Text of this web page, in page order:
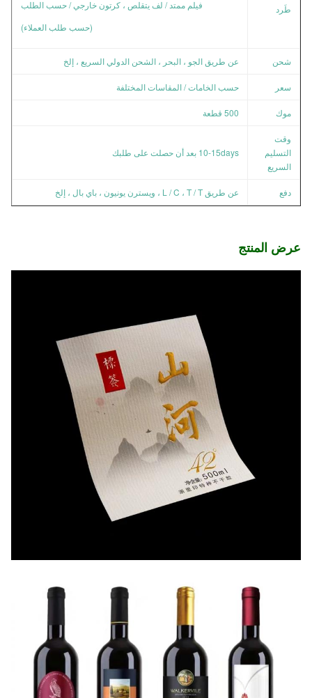
طَرد
فيلم ممتد / لف يتقلص ، كرتون خارجي / حسب الطلب
(حسب طلب العملاء)
شحن عن طريق الجو ، البحر ، الشحن الدولي السريع ، إلخ
سعر حسب الخامات / المقاسات المختلفة
موك 500 قطعة
وقت
التسليم
السريع
10-15days بعد أن حصلت على طلبك
دفع عن طريق L / C ، T / T ، ويسترن يونيون ، باي بال ، إلخ
عرض المنتج